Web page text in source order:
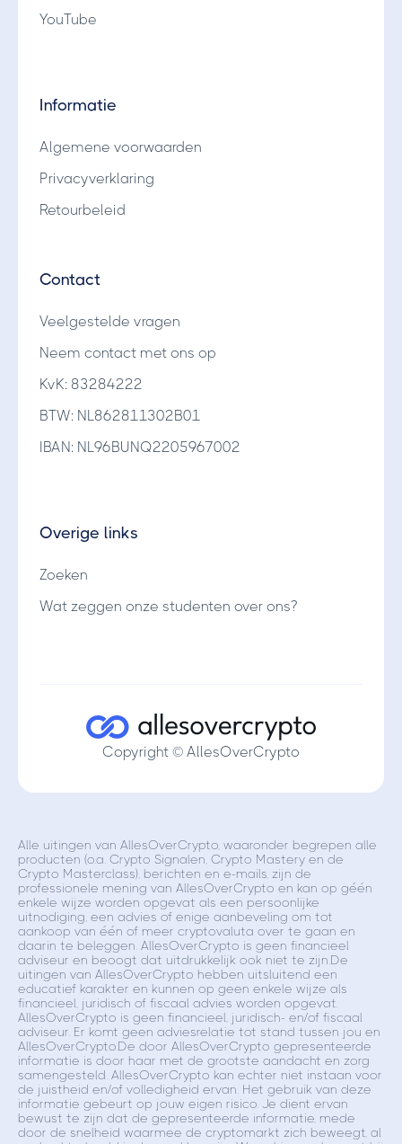
YouTube
Informatie
Algemene voorwaarden
Privacyverklaring
Retourbeleid
Contact
Veelgestelde vragen
Neem contact met ons op
KvK: 83284222
BTW: NL862811302B01
IBAN: NL96BUNQ2205967002
Overige links
Zoeken
Wat zeggen onze studenten over ons?
Copyright © AllesOverCrypto
Alle uitingen van AllesOverCrypto, waaronder begrepen alle
producten (o.a. Crypto Signalen, Crypto Mastery en de
Crypto Masterclass), berichten en e-mails, zijn de
professionele mening van AllesOverCrypto en kan op géén
enkele wijze worden opgevat als een persoonlijke
uitnodiging, een advies of enige aanbeveling om tot
aankoop van één of meer cryptovaluta over te gaan en
daarin te beleggen. AllesOverCrypto is geen financieel
adviseur en beoogt dat uitdrukkelijk ook niet te zijn.De
uitingen van AllesOverCrypto hebben uitsluitend een
educatief karakter en kunnen op geen enkele wijze als
financieel, juridisch of fiscaal advies worden opgevat.
AllesOverCrypto is geen financieel, juridisch- en/of fiscaal
adviseur. Er komt geen adviesrelatie tot stand tussen jou en
AllesOverCrypto.De door AllesOverCrypto gepresenteerde
informatie is door haar met de grootste aandacht en zorg
samengesteld. AllesOverCrypto kan echter niet instaan voor
de juistheid en/of volledigheid ervan. Het gebruik van deze
informatie gebeurt op jouw eigen risico. Je dient ervan
bewust te zijn dat de gepresenteerde informatie, mede
door de snelheid waarmee de cryptomarkt zich beweegt, al